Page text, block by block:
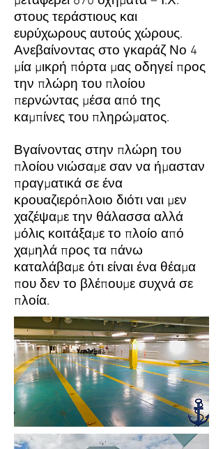
στους τεράστιους και
ευρύχωρους αυτούς χώρους.
Ανεβαίνοντας στο γκαράζ Νο 4
μία μικρή πόρτα μας οδηγεί προς
την πλώρη του πλοίου
περνώντας μέσα από της
καμπίνες του πληρώματος.
Βγαίνοντας στην πλώρη του
πλοίου νιώσαμε σαν να ήμασταν
πραγματικά σε ένα
κρουαζιερόπλοιο διότι ναι μεν
χαζέψαμε την θάλασσα αλλά
μόλις κοιτάξαμε το πλοίο από
χαμηλά προς τα πάνω
καταλάβαμε ότι είναι ένα θέαμα
που δεν το βλέπουμε συχνά σε
πλοία.